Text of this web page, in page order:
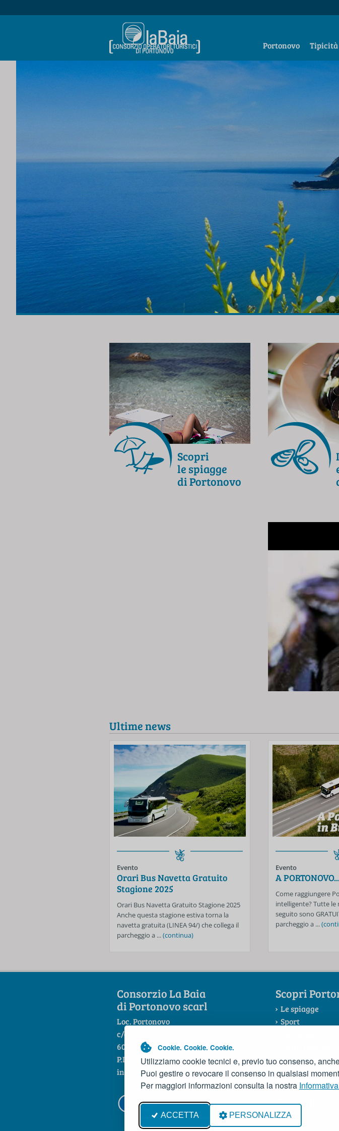
Cookie. Cookie. Cookie.
Utilizziamo cookie tecnici e, previo tuo consenso,
Puoi gestire o revocare il consenso in qualsiasi
Per maggiori informazioni consulta la nostra
ACCETTA PERSONALIZZA
Portonovo Tipicità
Scopri
le spiagge
di Portonovo
Per
Ultime news
Evento
Orari Bus Navetta Gratuito
Stagione 2025
Orari Bus Navetta Gratuito Stagione 2025
Anche questa stagione estiva torna la
navetta gratuita (LINEA 94/) che collega il
parcheggio a ...(continua)
Evento
A
Come raggiungere
intelligente? Tutte
seguito sono
parcheggio a ...
Consorzio La Baia
di Portonovo scarl
Loc. Portonovo
c/o Hotel La Fonte
60129 Ancona
P.IVA 01444860421
info@baiadiportonovo.it
Credits Privacy
Scopri
Le spiagge
Sport
Il Consorzio
News
Contatti